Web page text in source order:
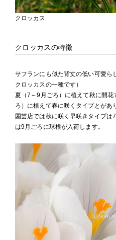
クロッカス
クロッカスの特徴
サフランにも似た背丈の低い可愛ら
クロッカスの一種です）
夏（7～9月ごろ）に植えて秋に開
ろ）に植えて春に咲くタイプとがあ
園芸店では秋に咲く早咲きタイプ
は9月ごろに球根が入荷します。